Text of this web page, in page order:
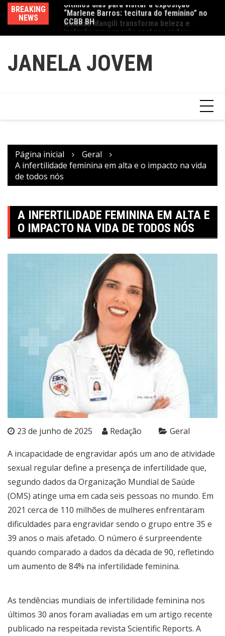
conteúdo
BREAKING
NEWS
CCBB BH
Amanda Mangili transforma beleza e
inclusão em conexão real nas redes
JANELA JOVEM
Página inicial
Geral
A infertilidade feminina em alta e o impacto na vida
de todos nós
A INFERTILIDADE FEMININA EM ALTA E
O IMPACTO NA VIDA DE TODOS NÓS
23 de junho de 2025 Redação Geral
A incapacidade de engravidar após um ano de atividade
sexual regular define a presença de infertilidade que,
segundo dados da Organização Mundial de Saúde
(OMS) atinge uma em cada seis pessoas no mundo. Em
2021 cerca de 110 milhões de mulheres enfrentaram
dificuldades para engravidar sendo o grupo entre 35 e
39 anos o mais afetado. O número é surpreendente
quando comparado a dados da década de 90, refletindo
um aumento de 84% na infertilidade feminina.
As tendências mundiais de infertilidade feminina nos
últimos 30 anos foram avaliadas em um artigo recente
publicado na respeitada revista Scientific Reports. A